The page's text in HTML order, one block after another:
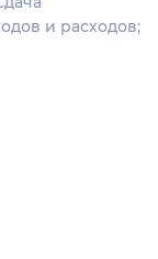
и расходов;